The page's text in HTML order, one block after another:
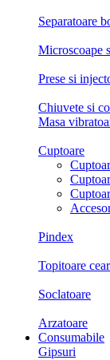
Separatoare
Microscoape
Prese si
Chiuvete si
Masa
Cuptoare
Pindex
Topitoare
Soclatoare
Arzatoare
Consumabile
Gipsuri